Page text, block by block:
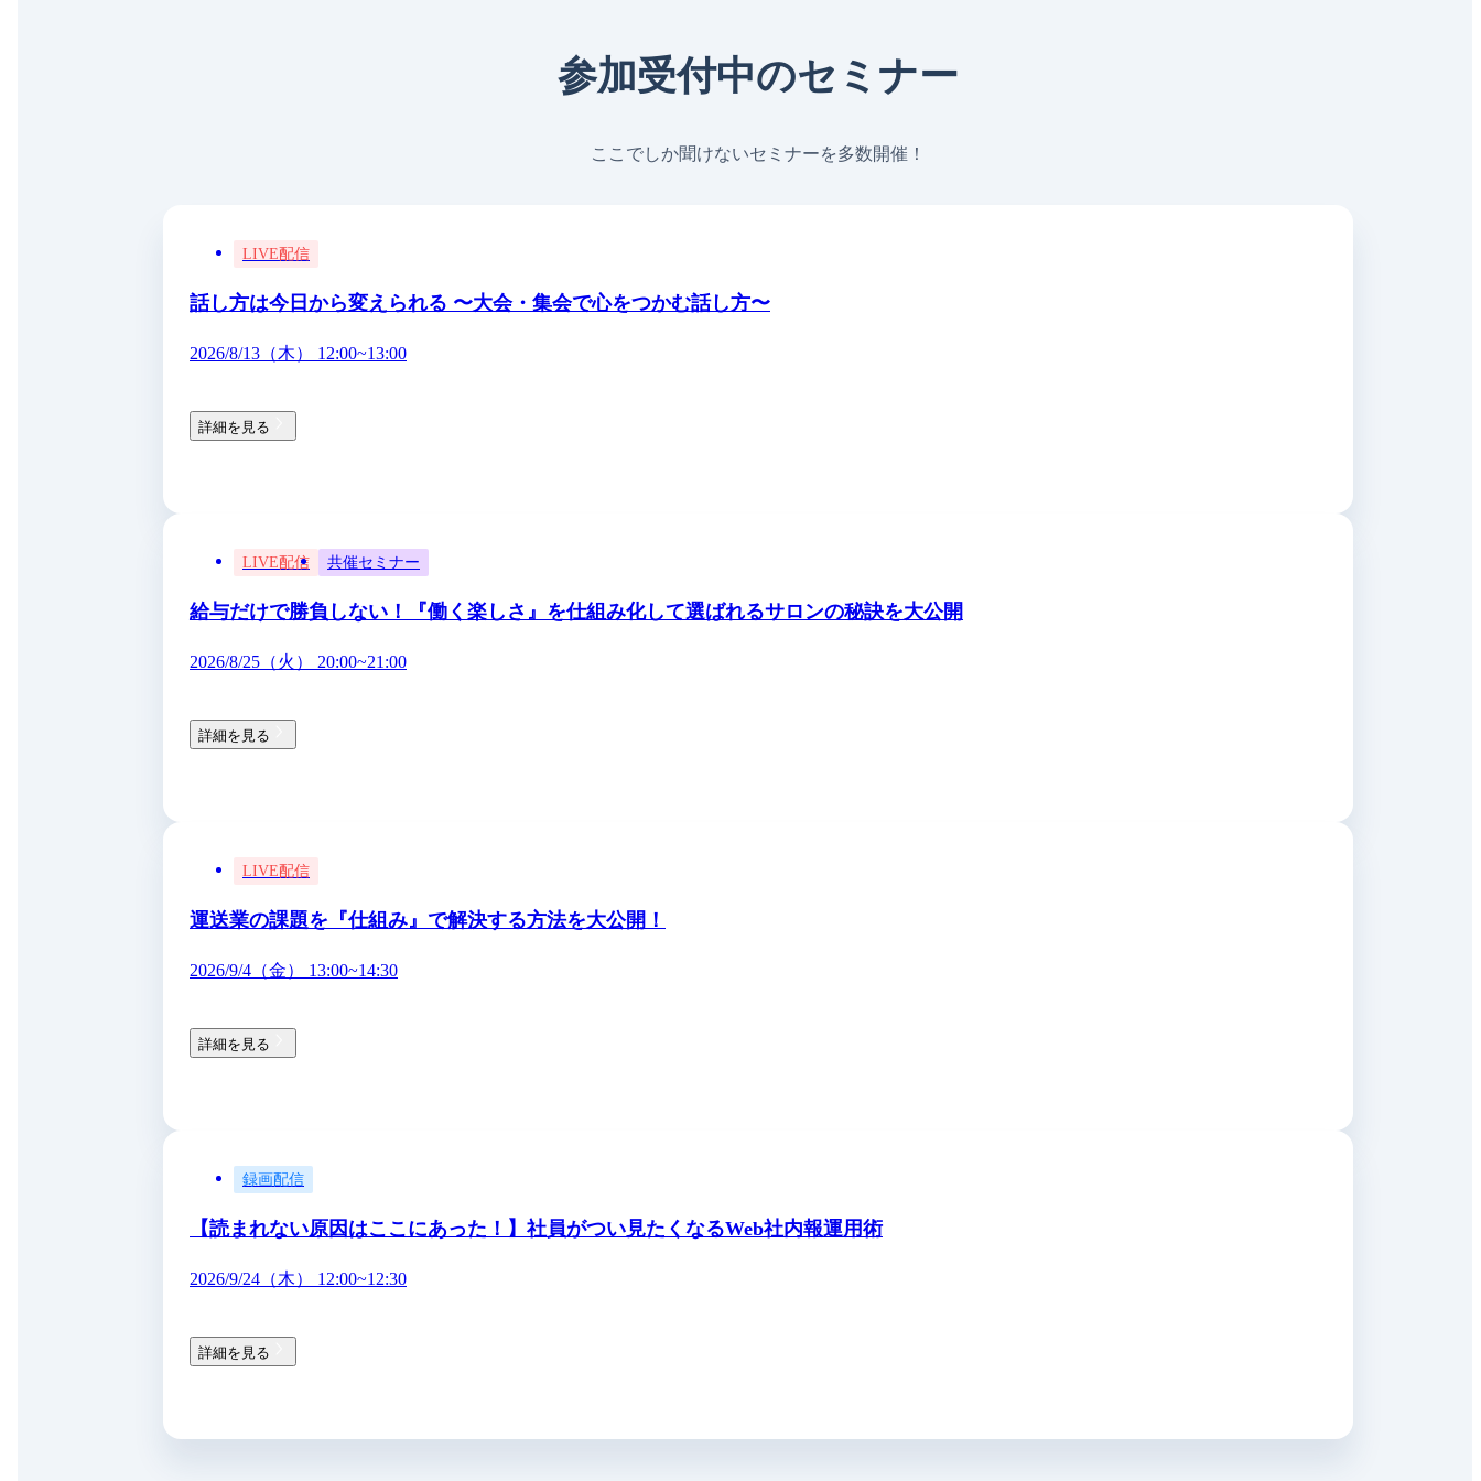
参加受付中のセミナー
ここでしか聞けないセミナーを多数開催！
LIVE配信
話し方は今日から変えられる 〜大会・集会で心をつかむ話し方〜
2026/8/13（木） 12:00~13:00
詳細を見る
LIVE配信 共催セミナー
給与だけで勝負しない！『働く楽しさ』を仕組み化して選ばれるサロンの秘訣を大公開
2026/8/25（火） 20:00~21:00
詳細を見る
LIVE配信
運送業の課題を『仕組み』で解決する方法を大公開！
2026/9/4（金） 13:00~14:30
詳細を見る
録画配信
【読まれない原因はここにあった！】社員がつい見たくなるWeb社内報運用術
2026/9/24（木） 12:00~12:30
詳細を見る